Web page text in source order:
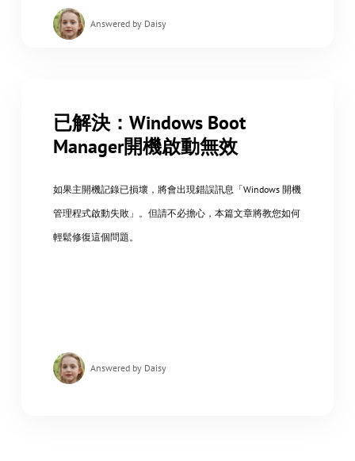
Answered by Daisy
已解決：Windows Boot
Manager開機啟動無效
如果主開機記錄已損壞，將會出現錯誤訊息「Windows 開機
管理程式啟動失敗」。但請不必擔心，本篇文章將教您如何
輕鬆修復這個問題。
Answered by Daisy